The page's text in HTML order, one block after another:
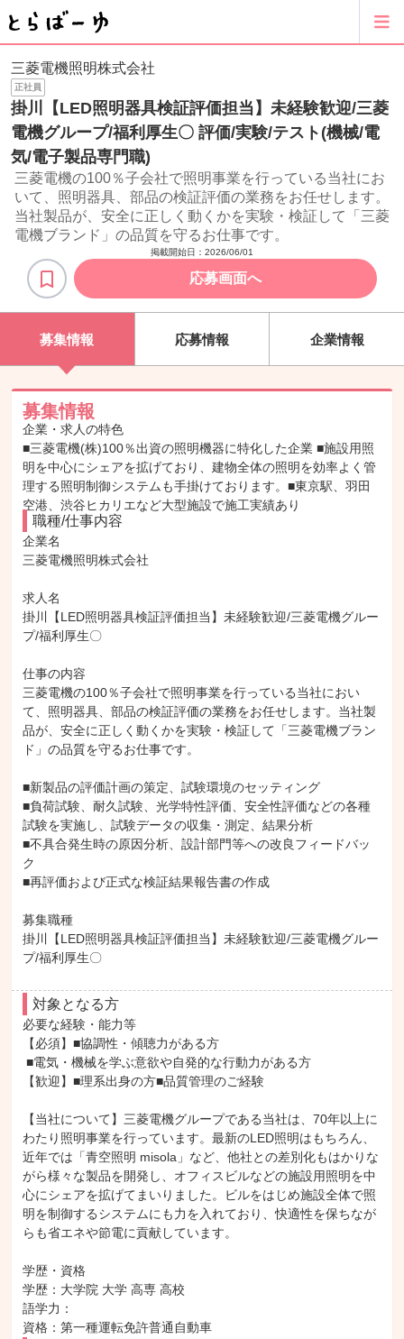
三菱電機照明株式会社
正社員
掛川【LED照明器具検証評価担当】未経験歓迎/三菱
電機グループ/福利厚生〇 評価/実験/テスト(機械/電
気/電子製品専門職)
三菱電機の100％子会社で照明事業を行っている当社にお
いて、照明器具、部品の検証評価の業務をお任せします。
当社製品が、安全に正しく動くかを実験・検証して「三菱
電機ブランド」の品質を守るお仕事です。
掲載開始日： 2026/06/01
応募画面へ
募集情報 応募情報 企業情報
募集情報
企業・求人の特色
■三菱電機(株)100％出資の照明機器に特化した企業 ■施設用照
明を中心にシェアを拡げており、建物全体の照明を効率よく管
理する照明制御システムも手掛けております。■東京駅、羽田
空港、渋谷ヒカリエなど大型施設で施工実績あり
職種/仕事内容
企業名
三菱電機照明株式会社
求人名
掛川【LED照明器具検証評価担当】未経験歓迎/三菱電機グルー
プ/福利厚生〇
仕事の内容
三菱電機の100％子会社で照明事業を行っている当社におい
て、照明器具、部品の検証評価の業務をお任せします。当社製
品が、安全に正しく動くかを実験・検証して「三菱電機ブラン
ド」の品質を守るお仕事です。
■新製品の評価計画の策定、試験環境のセッティング
■負荷試験、耐久試験、光学特性評価、安全性評価などの各種
試験を実施し、試験データの収集・測定、結果分析
■不具合発生時の原因分析、設計部門等への改良フィードバッ
ク
■再評価および正式な検証結果報告書の作成
募集職種
掛川【LED照明器具検証評価担当】未経験歓迎/三菱電機グルー
プ/福利厚生〇
対象となる方
必要な経験・能力等
【必須】■協調性・傾聴力がある方
【歓迎】■理系出身の方■品質管理のご経験
【当社について】三菱電機グループである当社は、70年以上に
わたり照明事業を行っています。最新のLED照明はもちろん、
近年では「青空照明 misola」など、他社との差別化もはかりな
がら様々な製品を開発し、オフィスビルなどの施設用照明を中
心にシェアを拡げてまいりました。ビルをはじめ施設全体で照
明を制御するシステムにも力を入れており、快適性を保ちなが
らも省エネや節電に貢献しています。
学歴・資格
学歴：大学院 大学 高専 高校
語学力：
資格：第一種運転免許普通自動車